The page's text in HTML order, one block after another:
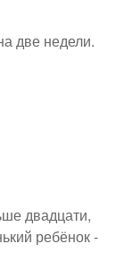
две недели.
двадцати,
ребёнок -